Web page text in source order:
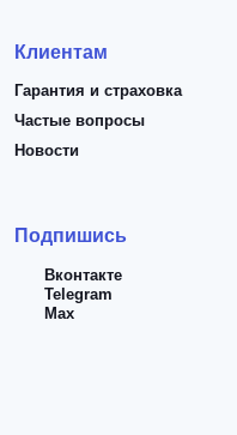
Клиентам
Гарантия и страховка
Частые вопросы
Новости
Подпишись
Вконтакте
Telegram
Max